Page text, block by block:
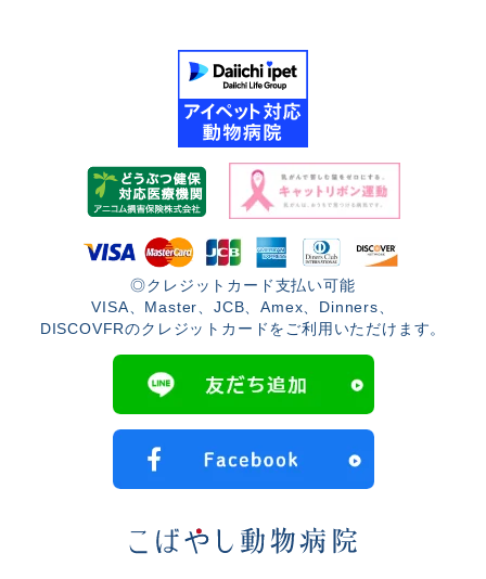
◎クレジットカード支払い可能
VISA、Master、JCB、Amex、Dinners、
DISCOVFRのクレジットカードをご利用いただけます。